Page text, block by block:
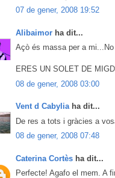
07 de gener, 2008 19:52
Alibaimor ha dit...
Açò és massa per a
ERES UN SOLET DE
08 de gener, 2008 03:00
Vent d Cabyliaha dit...
De res a tots i gràcies a
08 de gener, 2008 07:48
Caterina Cortès ha dit...
Perfecte! Agafo el mem. A